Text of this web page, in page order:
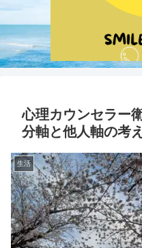
心理カウンセラー
分軸と他人軸の考
生活